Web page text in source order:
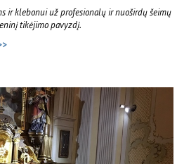
ir klebonui už profesionalų ir nuoširdų šeimų
tikėjimo pavyzdį.